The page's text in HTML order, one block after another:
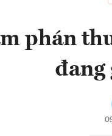
phán
đang